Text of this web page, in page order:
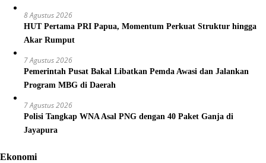
8 Agustus 2026
HUT Pertama PRI Papua, Momentum Perkuat Struktur hingga
Akar Rumput
7 Agustus 2026
Pemerintah Pusat Bakal Libatkan Pemda Awasi dan Jalankan
Program MBG di Daerah
7 Agustus 2026
Polisi Tangkap WNA Asal PNG dengan 40 Paket Ganja di
Jayapura
Ekonomi